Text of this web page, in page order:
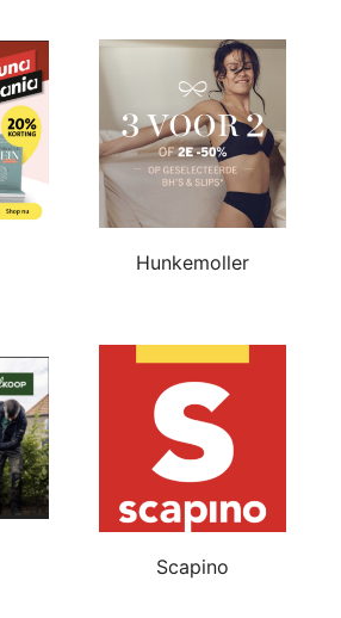
Hunkemoller
Scapino